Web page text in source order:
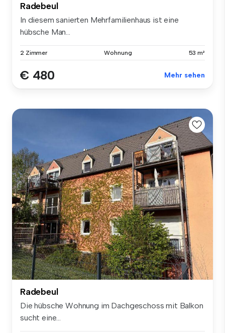
Radebeul
In diesem sanierten Mehrfamilienhaus ist eine
hübsche Man...
2 Zimmer Wohnung 53 m²
€ 480 Mehr sehen
Radebeul
Die hübsche Wohnung im Dachgeschoss mit Balkon
sucht eine...